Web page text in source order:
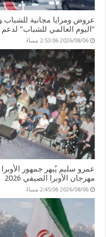
عروض ومزايا مجانية للشباب
“اليوم العالمي للشباب”
2026/08/06 2:53:06 مساءً
عمرو سليم يُبهر جمهور
مهرجان الأوبرا الصيفي 2026
2026/08/06 2:45:06 مساءً